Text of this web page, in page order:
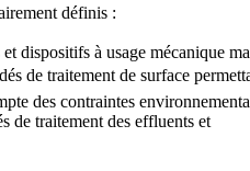
définis :
dispositifs à usage mécanique
de traitement de surface
des contraintes
de traitement des effluents et